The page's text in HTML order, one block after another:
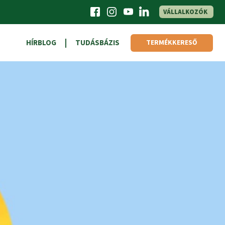
VÁLLALKOZÓK
HÍRBLOG TUDÁSBÁZIS TERMÉKKERESŐ